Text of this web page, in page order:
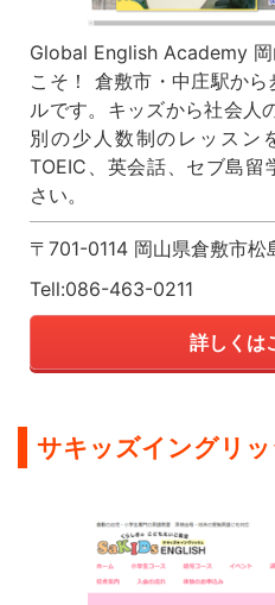
Global English Academy 岡
こそ！ 倉敷市・中庄駅か
ルです。キッズから社会人
別の少人数制のレッスン
TOEIC、英会話、セブ島
さい。
〒701-0114 岡山県倉敷市松
Tell:086-463-0211
詳しくは
サキッズイングリッ